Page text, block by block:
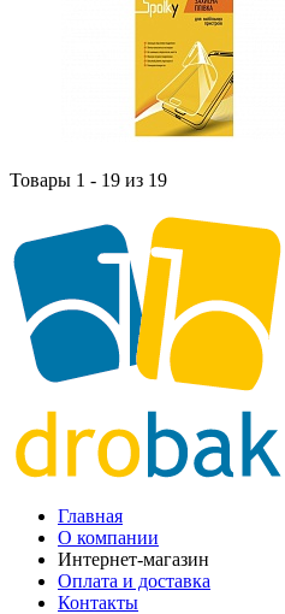
Товары 1 - 19 из 19
Главная
О компании
Интернет-магазин
Оплата и доставка
Контакты